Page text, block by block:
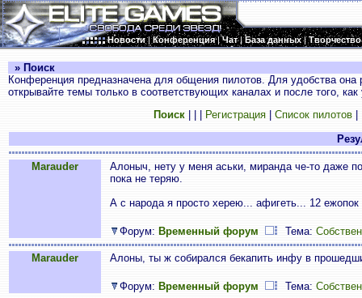
Новости|Конференция|Чат|База данных|Творчество
» Поиск
Конференция предназначена для общения пилотов. Для удобства
открывайте темы только в соответствующих каналах и после того,
Поиск
Регистрация Список пилотов
Marauder
Алоныч, нету у меня аськи, миранда че-то даже
пока не теряю.
А с народа я просто херею... афигеть... 12
Форум: Временный форум Тема:
Marauder Алоны, ты ж собирался бекапить инфу в
Форум: Временный форум Тема: